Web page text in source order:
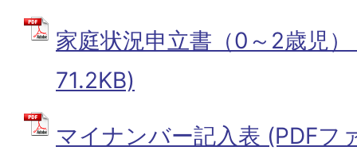
家庭状況申立書（0～2歳児
71.2KB)
マイナンバー記入表 (PDFフ